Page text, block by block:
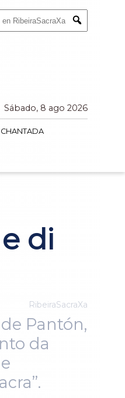
Submit
Sábado, 8 ago 2026
CHANTADA
di
RibeiraSacraXa
Pantón,
da